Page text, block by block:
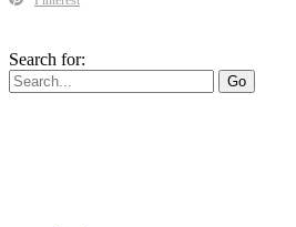
Search for:
Go